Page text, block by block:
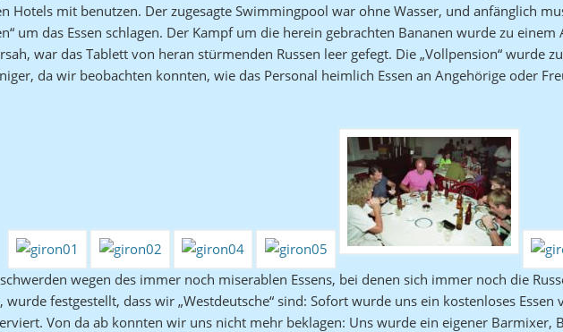
Hotels mit benutzen. Der zugesagte Swimmingpool war ohne Wasser, und anfänglich
um das Essen schlagen. Der Kampf um die herein gebrachten Bananen wurde zu
war das Tablett von heran stürmenden Russen leer gefegt. Die „Vollpension“ wurde
da wir beobachten konnten, wie das Personal heimlich Essen an Angehörige oder
wegen des immer noch miserablen Essens, bei denen sich immer noch die
wurde festgestellt, dass wir „Westdeutsche“ sind: Sofort wurde uns ein kostenloses Essen
Von da ab konnten wir uns nicht mehr beklagen: Uns wurde ein eigener Barmixer,